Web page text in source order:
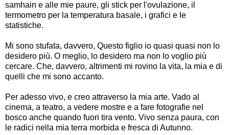
samhain e alle mie paure, gli stick per l'ovulazione, il
termometro per la temperatura basale, i grafici e le
statistiche.
Mi sono stufata, davvero, Questo figlio io quasi quasi non lo
desidero più. O meglio, lo desidero ma non lo voglio più
cercare. Che, davvero, altrimenti mi rovino la vita, la mia e di
quelli che mi sono accanto.
Per adesso vivo, e creo attraverso la mia arte. Vado al
cinema, a teatro, a vedere mostre e a fare fotografie nel
bosco anche quando fuori tira vento. Vivo senza paura, con
le radici nella mia terra morbida e fresca di Autunno.